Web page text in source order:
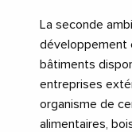
La seconde
développement
bâtiments
entreprises
organisme de
alimentaires,